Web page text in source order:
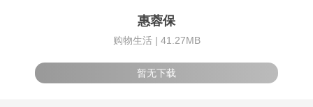
惠蓉保
购物生活 | 41.27MB
暂无下载